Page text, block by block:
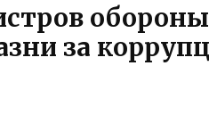
обороны
за